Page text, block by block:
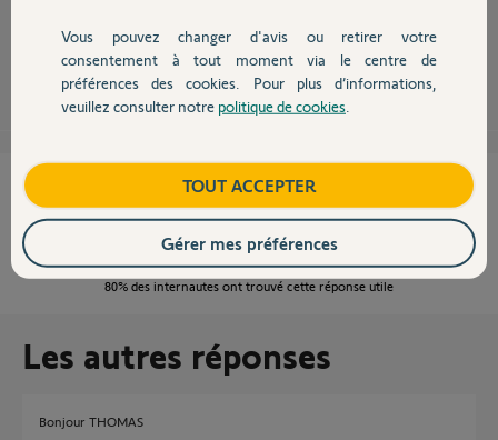
Devis avec un pro
Contact
Thomas M. il y a plus de 9 ans
Cette réponse vous a-t-elle aidé ?
NON OUI
80% des internautes ont trouvé cette réponse utile
Les autres réponses
Bonjour THOMAS
Vous pouvez changer d'avis ou retirer votre
consentement à tout moment via le centre de
préférences des cookies. Pour plus d’informations,
veuillez consulter notre politique de cookies
TOUT ACCEPTER
Gérer mes préférences